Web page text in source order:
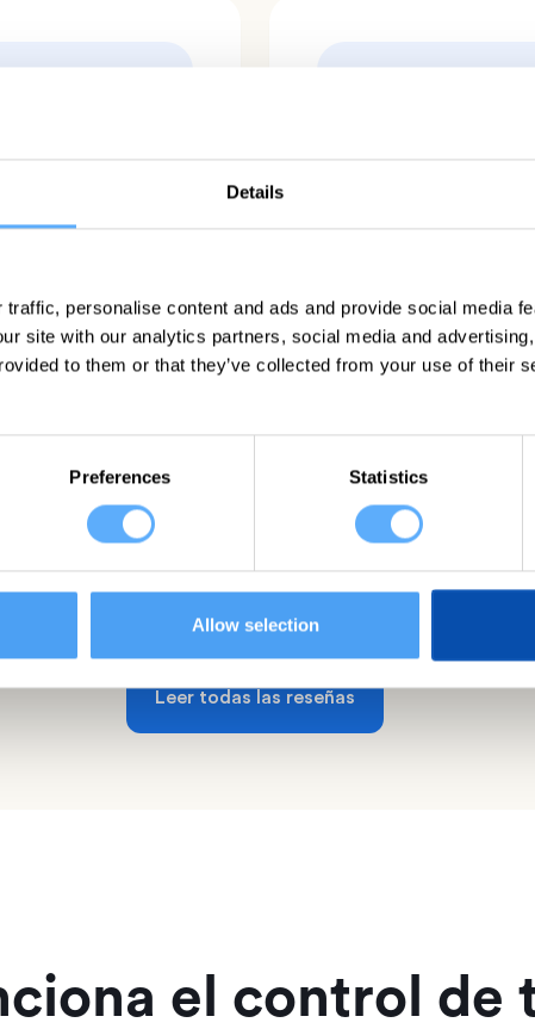
Details
personalise content and ads and provide social media
site with our analytics partners, social media and
to them or that they’ve collected from your use of their
Preferences Statistics
Allow selection
el
La
Leer todas las reseñas
el control de